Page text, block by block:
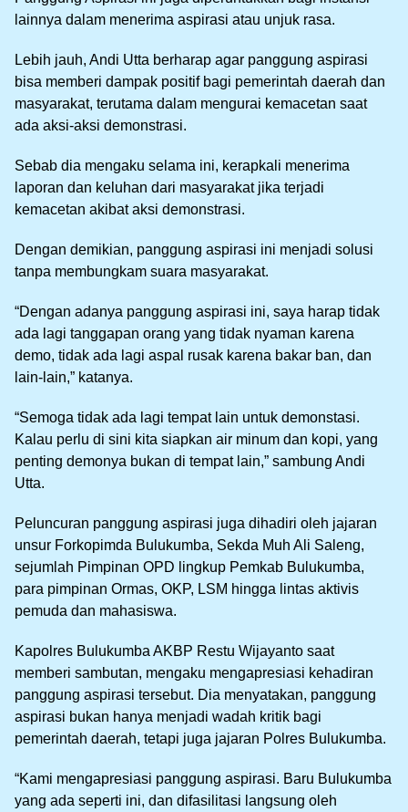
lainnya dalam menerima aspirasi atau unjuk rasa.
Lebih jauh, Andi Utta berharap agar panggung aspirasi
bisa memberi dampak positif bagi pemerintah daerah dan
masyarakat, terutama dalam mengurai kemacetan saat
ada aksi-aksi demonstrasi.
Sebab dia mengaku selama ini, kerapkali menerima
laporan dan keluhan dari masyarakat jika terjadi
kemacetan akibat aksi demonstrasi.
Dengan demikian, panggung aspirasi ini menjadi solusi
tanpa membungkam suara masyarakat.
“Dengan adanya panggung aspirasi ini, saya harap tidak
ada lagi tanggapan orang yang tidak nyaman karena
demo, tidak ada lagi aspal rusak karena bakar ban, dan
lain-lain,” katanya.
“Semoga tidak ada lagi tempat lain untuk demonstasi.
Kalau perlu di sini kita siapkan air minum dan kopi, yang
penting demonya bukan di tempat lain,” sambung Andi
Utta.
Peluncuran panggung aspirasi juga dihadiri oleh jajaran
unsur Forkopimda Bulukumba, Sekda Muh Ali Saleng,
sejumlah Pimpinan OPD lingkup Pemkab Bulukumba,
para pimpinan Ormas, OKP, LSM hingga lintas aktivis
pemuda dan mahasiswa.
Kapolres Bulukumba AKBP Restu Wijayanto saat
memberi sambutan, mengaku mengapresiasi kehadiran
panggung aspirasi tersebut. Dia menyatakan, panggung
aspirasi bukan hanya menjadi wadah kritik bagi
pemerintah daerah, tetapi juga jajaran Polres Bulukumba.
“Kami mengapresiasi panggung aspirasi. Baru Bulukumba
yang ada seperti ini, dan difasilitasi langsung oleh